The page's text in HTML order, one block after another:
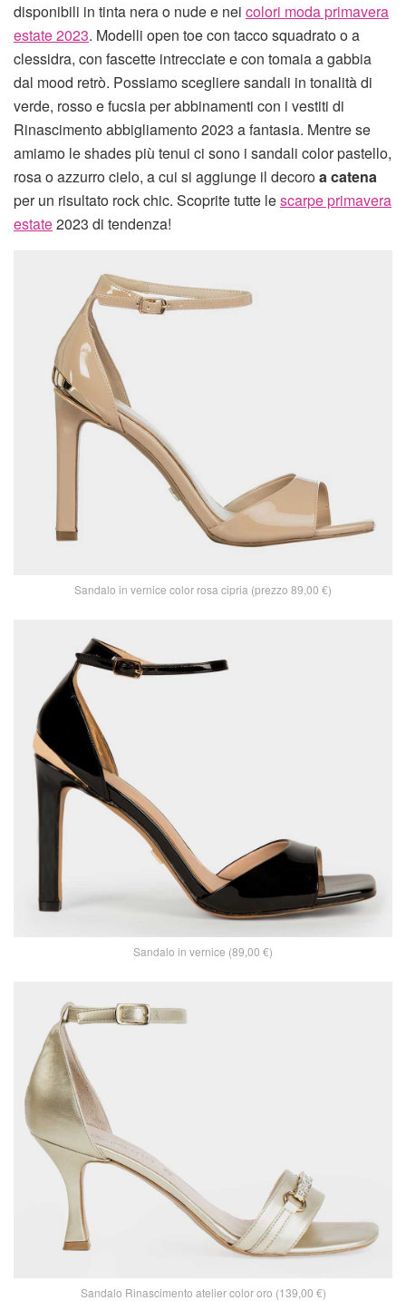
disponibili in tinta nera o nude e nei colori moda primavera
estate 2023. Modelli open toe con tacco squadrato o a
clessidra, con fascette intrecciate e con tomaia a gabbia
dal mood retrò. Possiamo scegliere sandali in tonalità di
verde, rosso e fucsia per abbinamenti con i vestiti di
Rinascimento abbigliamento 2023 a fantasia. Mentre se
amiamo le shades più tenui ci sono i sandali color pastello,
rosa o azzurro cielo, a cui si aggiunge il decoroa catena
per un risultato rock chic. Scoprite tutte lescarpe primavera
estate2023 di tendenza!
Sandalo in vernice color rosa cipria (prezzo 89,00 €)
Sandalo in vernice (89,00 €)
Sandalo Rinascimento atelier color oro (139,00 €)